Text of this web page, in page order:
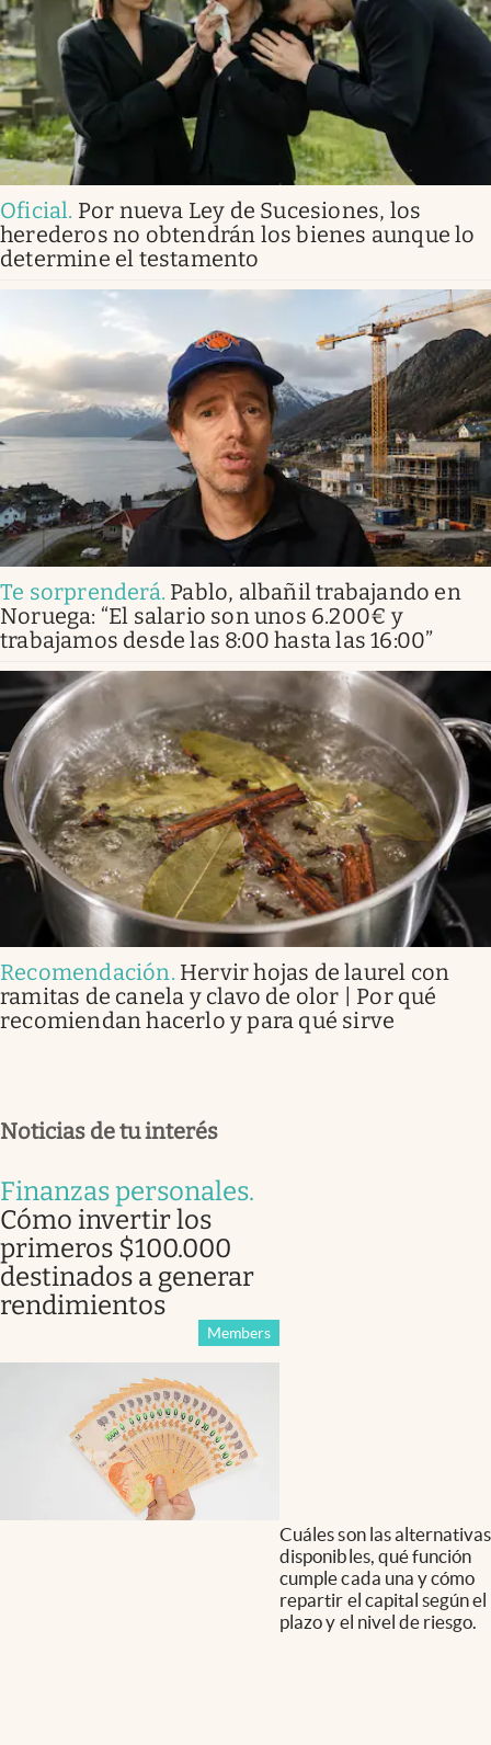
Oficial. Por nueva Ley de Sucesiones, los
herederos no obtendrán los bienes aunque lo
determine el testamento
Te sorprenderá. Pablo, albañil trabajando en
Noruega: “El salario son unos 6.200€ y
trabajamos desde las 8:00 hasta las 16:00”
Recomendación. Hervir hojas de laurel con
ramitas de canela y clavo de olor | Por qué
recomiendan hacerlo y para qué sirve
Noticias de tu interés
Finanzas personales.
Cómo invertir los
primeros $100.000
destinados a generar
rendimientos
Members
Cuáles son las alternativas
disponibles, qué función
cumple cada una y cómo
repartir el capital según el
plazo y el nivel de riesgo.